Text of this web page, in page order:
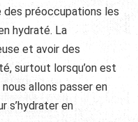
des préoccupations les
hydraté. La
et avoir des
surtout lorsqu’on est
allons passer en
s’hydrater en